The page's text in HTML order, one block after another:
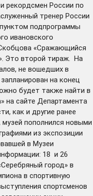
рекордсмен России по
тренер России
подпрограммы
ивановского
«Сражающийся
Это второй тираж. На
не вошедших в
на конец
будет также найти в
на сайте Департамента
как и другие ранее
пополнился новыми
из экспозиции
в Музеи
18 и 26
город» в
в спортивную
спортсменов